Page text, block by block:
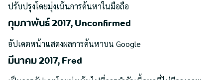
ปรับปรุงโดยมุ่งเน้นการค้นหาในมือถือ
กุมภาพันธ์ 2017, Unconfirmed
อัปเดตหน้าแสดงผลการค้นหาบน Google
มีนาคม 2017, Fred